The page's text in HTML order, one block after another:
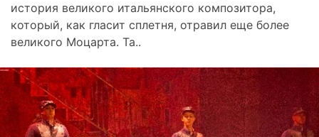
история великого итальянского композитора,
который, как гласит сплетня, отравил еще более
великого Моцарта. Та..